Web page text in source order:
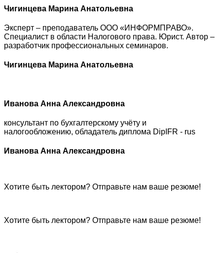
Чигинцева Марина Анатольевна
Эксперт – преподаватель ООО «ИНФОРМПРАВО».
Специалист в области Налогового права. Юрист. Автор –
разработчик профессиональных семинаров.
Чигинцева Марина Анатольевна
Иванова Анна Александровна
консультант по бухгалтерскому учёту и
налогообложению, обладатель диплома DipIFR - rus
Иванова Анна Александровна
Хотите быть лектором? Отправьте нам ваше резюме!
Хотите быть лектором? Отправьте нам ваше резюме!